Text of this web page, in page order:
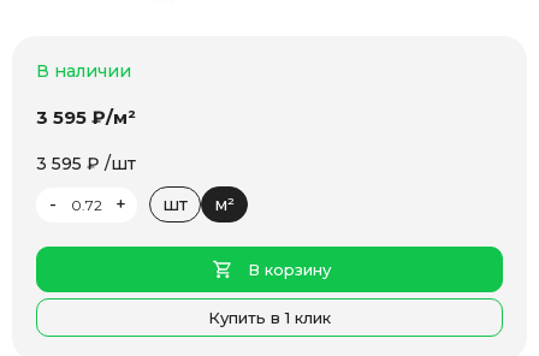
В наличии
3 595 ₽/м²
3 595 ₽ /шт
-
+ шт м²
В корзину
Купить в 1 клик